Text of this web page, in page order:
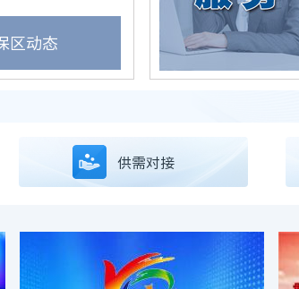
区动态
供需对接